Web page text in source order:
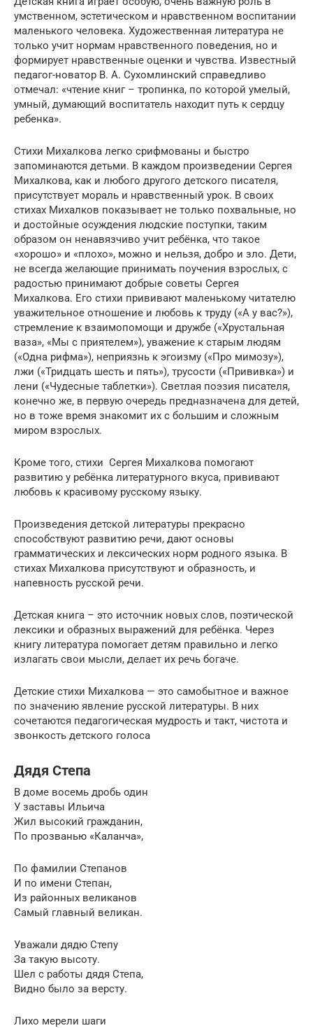
умственном, эстетическом и нравственном воспитании
маленького человека. Художественная литература не
только учит нормам нравственного поведения, но и
формирует нравственные оценки и чувства. Известный
педагог-новатор В. А. Сухомлинский справедливо
отмечал: «чтение книг – тропинка, по которой умелый,
умный, думающий воспитатель находит путь к сердцу
ребенка».
Стихи Михалкова легко срифмованы и быстро
запоминаются детьми. В каждом произведении Сергея
Михалкова, как и любого другого детского писателя,
присутствует мораль и нравственный урок. В своих
стихах Михалков показывает не только похвальные, но
и достойные осуждения людские поступки, таким
образом он ненавязчиво учит ребёнка, что такое
«хорошо» и «плохо», можно и нельзя, добро и зло. Дети,
не всегда желающие принимать поучения взрослых, с
радостью принимают добрые советы Сергея
Михалкова. Его стихи прививают маленькому читателю
уважительное отношение и любовь к труду («А у вас?»),
стремление к взаимопомощи и дружбе («Хрустальная
ваза», «Мы с приятелем»), уважение к старым людям
(«Одна рифма»), неприязнь к эгоизму («Про мимозу»),
лжи («Тридцать шесть и пять»), трусости («Прививка») и
лени («Чудесные таблетки»). Светлая поэзия писателя,
конечно же, в первую очередь предназначена для детей,
но в тоже время знакомит их с большим и сложным
миром взрослых.
Кроме того, стихи Сергея Михалкова помогают
развитию у ребёнка литературного вкуса, прививают
любовь к красивому русскому языку.
Произведения детской литературы прекрасно
способствуют развитию речи, дают основы
грамматических и лексических норм родного языка. В
стихах Михалкова присутствуют и образность, и
напевность русской речи.
Детская книга – это источник новых слов, поэтической
лексики и образных выражений для ребёнка. Через
книгу литература помогает детям правильно и легко
излагать свои мысли, делает их речь богаче.
Детские стихи Михалкова — это самобытное и важное
по значению явление русской литературы. В них
сочетаются педагогическая мудрость и такт, чистота и
звонкость детского голоса
Дядя Степа
В доме восемь дробь один
У заставы Ильича
Жил высокий гражданин,
По прозванью «Каланча»,
По фамилии Степанов
И по имени Степан,
Из районных великанов
Самый главный великан.
Уважали дядю Степу
За такую высоту.
Шел с работы дядя Степа,
Видно было за версту.
Лихо мерели шаги